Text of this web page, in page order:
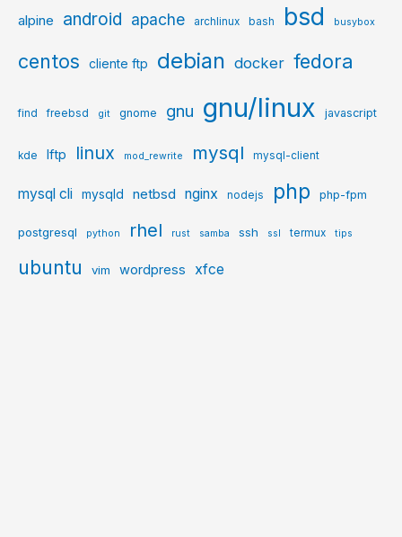
alpine android apache archlinux bash bsd busybox
centos cliente ftp debian docker fedora
find freebsd git gnome gnu gnu/linux javascript
kde lftp linux mod_rewrite mysql mysql-client
mysql cli mysqld netbsd nginx nodejs php php-fpm
postgresql python rhel rust samba ssh ssl termux tips
ubuntu vim wordpress xfce